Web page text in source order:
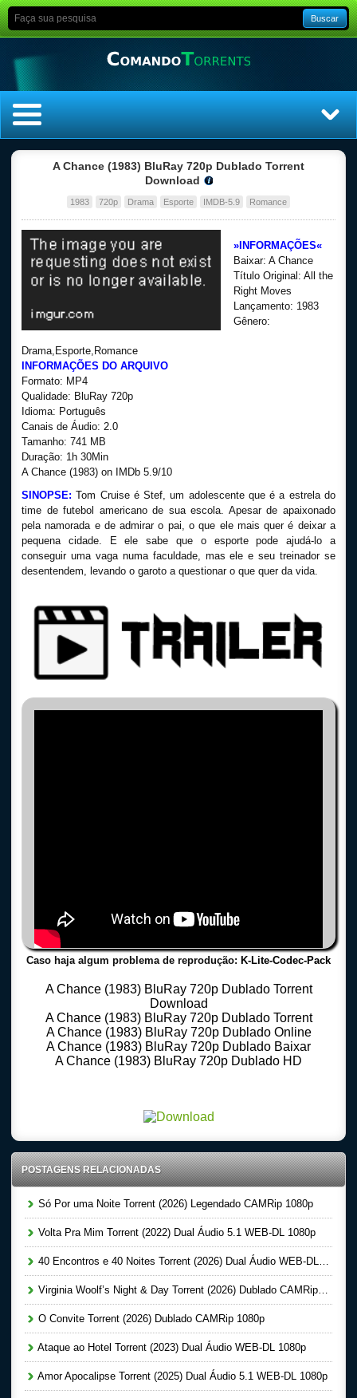
Buscar
Top Séries
Filmes
A Chance (1983) BluRay 720p Dublado Torrent
Download
1983 720p Drama Esporte IMDB-5.9 Romance
»INFORMAÇÕES«
Baixar: A Chance
Título Original: All the
Right Moves
Lançamento: 1983
Gênero:
Drama,Esporte,Romance
INFORMAÇÕES DO ARQUIVO
Formato: MP4
Qualidade: BluRay 720p
Idioma: Português
Canais de Áudio: 2.0
Tamanho: 741 MB
Duração: 1h 30Min
A Chance (1983) on IMDb 5.9/10
SINOPSE:Tom Cruise é Stef, um adolescente que é a estrela do
time de futebol americano de sua escola. Apesar de apaixonado
pela namorada e de admirar o pai, o que ele mais quer é deixar a
pequena cidade. E ele sabe que o esporte pode ajudá-lo a
conseguir uma vaga numa faculdade, mas ele e seu treinador se
desentendem, levando o garoto a questionar o que quer da vida.
Caso haja algum problema de reprodução: K-Lite-Codec-Pack
A Chance (1983) BluRay 720p Dublado Torrent
Download
A Chance (1983) BluRay 720p Dublado Torrent
A Chance (1983) BluRay 720p Dublado Online
A Chance (1983) BluRay 720p Dublado Baixar
A Chance (1983) BluRay 720p Dublado HD
POSTAGENS RELACIONADAS
Só Por uma Noite Torrent (2026) Legendado CAMRip 1080p
Volta Pra Mim Torrent (2022) Dual Áudio 5.1 WEB-DL 1080p
40 Encontros e 40 Noites Torrent (2026) Dual Áudio WEB-DL 1080p
Virginia Woolf’s Night & Day Torrent (2026) Dublado CAMRip 1080p
O Convite Torrent (2026) Dublado CAMRip 1080p
Ataque ao Hotel Torrent (2023) Dual Áudio WEB-DL 1080p
Amor Apocalipse Torrent (2025) Dual Áudio 5.1 WEB-DL 1080p